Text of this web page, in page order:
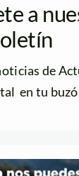
a
de
en tu